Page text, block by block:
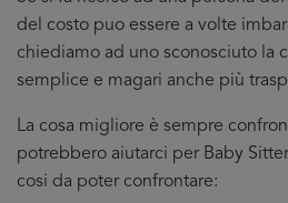
del costo puo essere a volte
chiediamo ad uno sconosciuto la
semplice e magari anche più
La cosa migliore è sempre
potrebbero aiutarci per Baby
cosi da poter confrontare: